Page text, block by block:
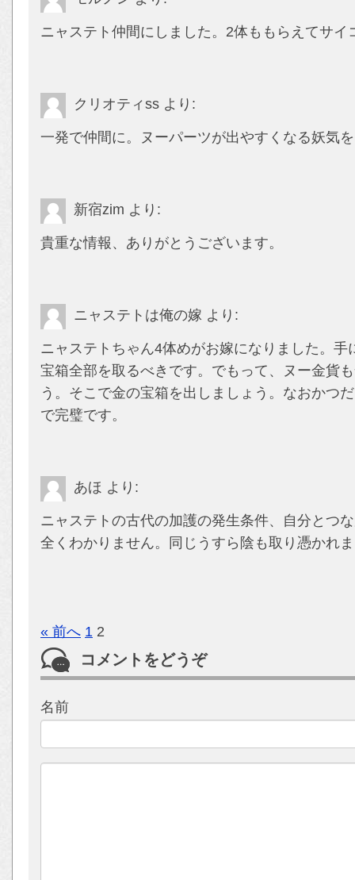
ニャステト仲間にしました。2体ももらえてサイ
クリオティss より:
一発で仲間に。ヌーパーツが出やすくなる妖気
新宿zim より:
貴重な情報、ありがとうございます。
ニャステトは俺の嫁 より:
ニャステトちゃん4体めがお嫁になりました。
宝箱全部を取るべきです。でもって、ヌー金貨
う。そこで金の宝箱を出しましょう。なおかつ
で完璧です。
あほ より:
ニャステトの古代の加護の発生条件、自分とつ
全くわかりません。同じうすら陰も取り憑かれ
« 前へ 1 2
コメントをどうぞ
名前